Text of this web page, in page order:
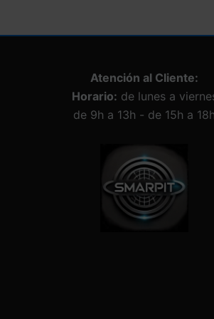
Atención al Cliente:
Horario: de lunes a
de 9h a 13h - de 15h a 18h